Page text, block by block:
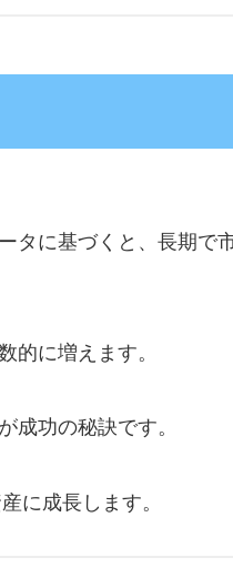
タに基づくと、長期で
的に増えます。
成功の秘訣です。
に成長します。